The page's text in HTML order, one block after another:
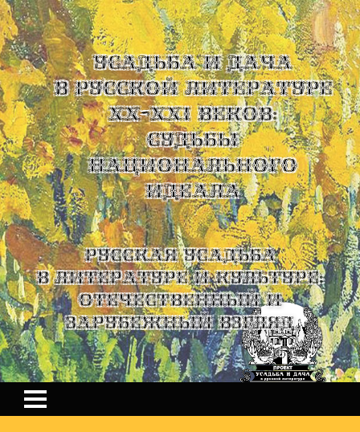
УСАДЬБА И ДАЧА
В РУССКОЙ ЛИТЕРАТУРЕ
XX-XXI ВЕКОВ:
СУДЬБЫ
НАЦИОНАЛЬНОГО
ИДЕАЛА
Русская усадьба
в литературе и культуре:
отечественный и
зарубежный взгляд